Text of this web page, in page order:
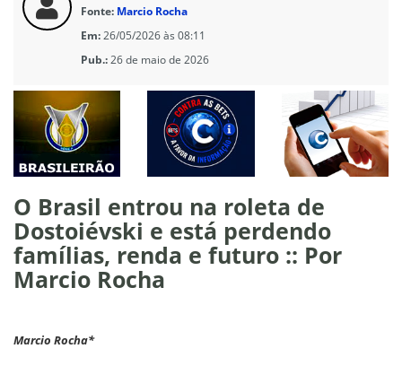
Fonte: Marcio Rocha
Em:26/05/2026 às 08:11
Pub.:26 de maio de 2026
O Brasil entrou na roleta de
Dostoiévski e está perdendo
famílias, renda e futuro :: Por
Marcio Rocha
Marcio Rocha*